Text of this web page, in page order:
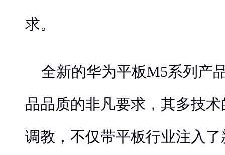
求。
全新的华为平板M5系列产
品品质的非凡要求，其多技
调教，不仅带平板行业注入